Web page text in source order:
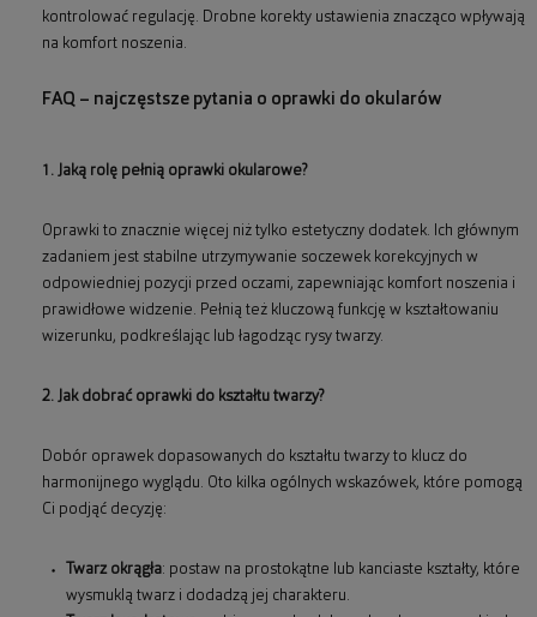
kontrolować regulację. Drobne korekty ustawienia znacząco wpływają
na komfort noszenia.
FAQ – najczęstsze pytania o oprawki do okularów
1. Jaką rolę pełnią oprawki okularowe?
Oprawki to znacznie więcej niż tylko estetyczny dodatek. Ich głównym
zadaniem jest stabilne utrzymywanie soczewek korekcyjnych w
odpowiedniej pozycji przed oczami, zapewniając komfort noszenia i
prawidłowe widzenie. Pełnią też kluczową funkcję w kształtowaniu
wizerunku, podkreślając lub łagodząc rysy twarzy.
2. Jak dobrać oprawki do kształtu twarzy?
Dobór oprawek dopasowanych do kształtu twarzy to klucz do
harmonijnego wyglądu. Oto kilka ogólnych wskazówek, które pomogą
Ci podjąć decyzję:
Twarz okrągła: postaw na prostokątne lub kanciaste kształty, które
wysmuklą twarz i dodadzą jej charakteru.